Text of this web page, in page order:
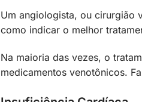
Um angiologista, ou cirurgião
como indicar o melhor
Na maioria das vezes, o
medicamentos venotônicos.